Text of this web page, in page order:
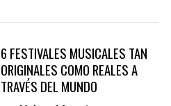
6 FESTIVALES MUSICALES TAN
ORIGINALES COMO REALES A
TRAVÉS DEL MUNDO